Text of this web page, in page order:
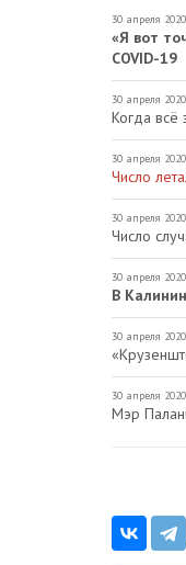
30 апреля
«Я вот
COVID-19
30 апреля
Когда всё
30 апреля
Число
30 апреля
Число
30 апреля
В
30 апреля
30 апреля
Мэр